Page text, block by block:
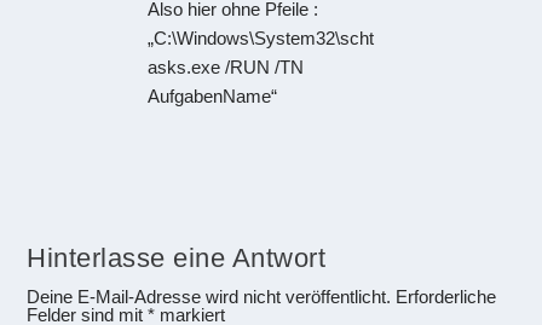
Also hier ohne Pfeile :
„C:\Windows\System32\scht
asks.exe /RUN /TN
AufgabenName“
Hinterlasse eine Antwort
Deine E-Mail-Adresse wird nicht veröffentlicht. Erforderliche
Felder sind mit* markiert